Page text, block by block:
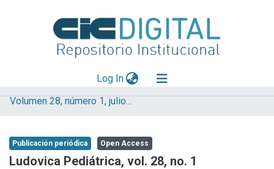
Log In(current)
Explorar
Aportar material
Volumen 28, número 1, julio 2025
Publicación periódica Open Access
Ludovica Pediátrica, vol. 28, no. 1